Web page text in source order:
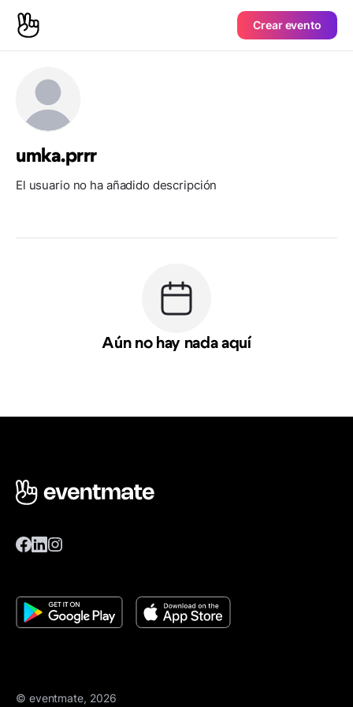
Crear evento
umka.prrr
El usuario no ha añadido descripción
Aún no hay nada aquí
© eventmate, 2026